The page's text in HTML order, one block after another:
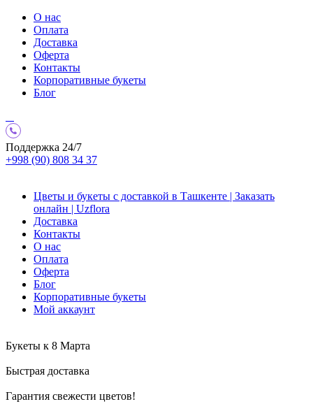
О нас
Оплата
Доставка
Оферта
Контакты
Корпоративные букеты
Блог
Поддержка 24/7
+998 (90) 808 34 37
Цветы и букеты с доставкой в Ташкенте | Заказать
онлайн | Uzflora
Доставка
Контакты
О нас
Оплата
Оферта
Блог
Корпоративные букеты
Мой аккаунт
Букеты к 8 Марта
Быстрая доставка
Гарантия свежести цветов!